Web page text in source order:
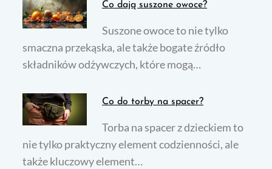
Co dają suszone owoce?
Suszone owoce to nie tylko
smaczna przekąska, ale także bogate źródło
składników odżywczych, które mogą…
Co do torby na spacer?
Torba na spacer z dzieckiem to
nie tylko praktyczny element codzienności, ale
także kluczowy element…